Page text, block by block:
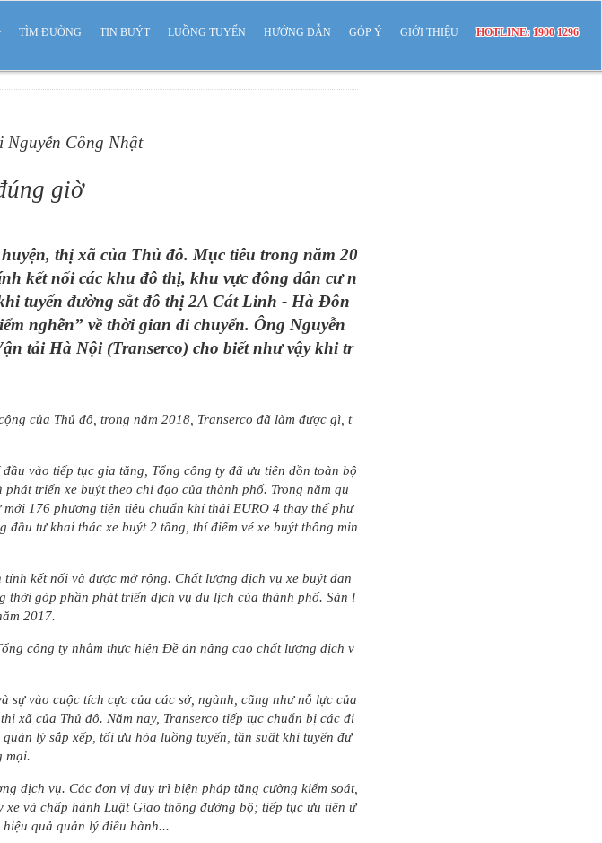
TÌM ĐƯỜNG TIN BUÝT LUỒNG TUYẾN HƯỚNG DẪN GÓP Ý GIỚI THIỆU HOTLINE: 1900 1296
Nguyễn Công Nhật
giờ
thị xã của Thủ đô. Mục tiêu trong năm 20
kết nối các khu đô thị, khu vực đông dân cư n
tuyến đường sắt đô thị 2A Cát Linh - Hà Đôn
nghẽn” về thời gian di chuyển. Ông Nguyễn
tải Hà Nội (Transerco) cho biết như vậy khi tr
của Thủ đô, trong năm 2018, Transerco đã làm được gì, t
vào tiếp tục gia tăng, Tổng công ty đã ưu tiên dồn toàn bộ
triển xe buýt theo chỉ đạo của thành phố. Trong năm qu
176 phương tiện tiêu chuẩn khí thải EURO 4 thay thế phư
tư khai thác xe buýt 2 tầng, thí điểm vé xe buýt thông min
kết nối và được mở rộng. Chất lượng dịch vụ xe buýt đan
thời góp phần phát triển dịch vụ du lịch của thành phố. Sản l
2017.
công ty nhằm thực hiện Đề án nâng cao chất lượng dịch v
sự vào cuộc tích cực của các sở, ngành, cũng như nỗ lực của
xã của Thủ đô. Năm nay, Transerco tiếp tục chuẩn bị các đi
lý sắp xếp, tối ưu hóa luồng tuyến, tần suất khi tuyến đư
mại.
dịch vụ. Các đơn vị duy trì biện pháp tăng cường kiểm soát,
và chấp hành Luật Giao thông đường bộ; tiếp tục ưu tiên ứ
quả quản lý điều hành...